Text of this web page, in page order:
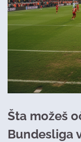
Šta možeš
Bundesliga